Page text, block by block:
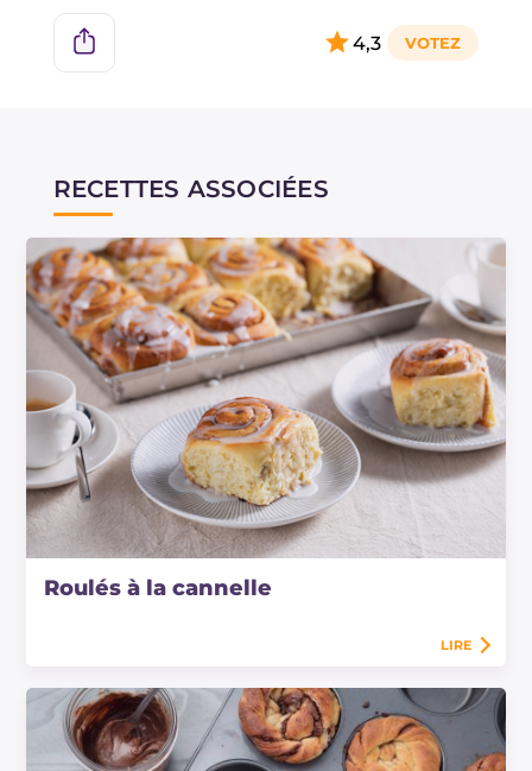
4,3
RECETTES ASSOCIÉES
Roulés à la cannelle
LIRE